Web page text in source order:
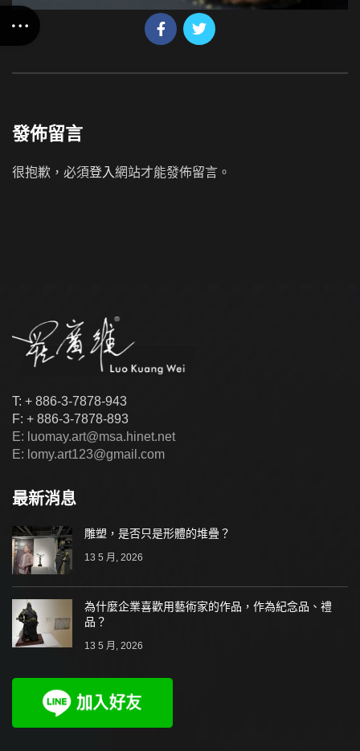
發佈留言
很抱歉，必須登入網站才能發佈留言。
T: + 886-3-7878-943
F: + 886-3-7878-893
E: luomay.art@msa.hinet.net
E: lomy.art123@gmail.com
最新消息
雕塑，是否只是形體的堆疊？
13 5 月, 2026
為什麼企業喜歡用藝術家的作品，作為紀念品、禮
品？
13 5 月, 2026